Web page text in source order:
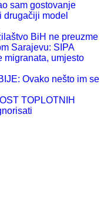
sam gostovanje
drugačiji model
BiH ne preuzme
Sarajevu: SIPA
migranata, umjesto
Ovako nešto im se
TOPLOTNIH